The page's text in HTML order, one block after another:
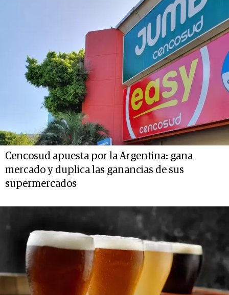
Cencosud apuesta por la Argentina: gana
mercado y duplica las ganancias de sus
supermercados